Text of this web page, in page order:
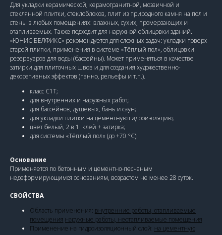
Для укладки керамической, керамогранитной, мозаичной и
стеклянной плитки, стеклоблоков, плит из природного камня на пол и
стены в любых помещениях: влажных, сухих, промерзающих и
отапливаемых. Также подходит для наружной облицовки зданий.
«ЮНИС БЕЛФИКС» рекомендуется для сложных задач: укладки поверх
старой плитки, применения в системе «Тёплый пол», облицовки
резервуаров для воды (бассейны). Может применяться в качестве
затирки для плиточных швов и для создания художественно-
декоративных эффектов (панно, рельефы и т.п.).
класс С1Т;
для внутренних и наружных работ;
для бассейнов, душевых, бань и саун;
для укладки плитки на цементную гидроизоляцию;
цвет белый, 2 в 1: клей + затирка;
для системы «Тёплый пол» (до +70 °С).
Основание
Применяется по бетонным и цементно-песчаным
недеформирующимся основаниям, возрастом не менее 28 суток.
СВОЙСТВА
Область применения: внутренние работы, отапливаемые
помещения наружные работы, неотапливаемые помещения
Применение на гидроизоляционный слой: на цементную